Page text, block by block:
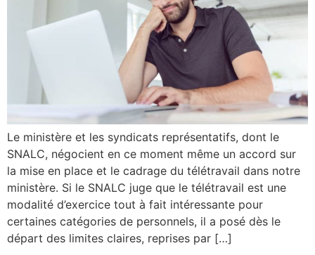
Le ministère et les syndicats représentatifs, dont le
SNALC, négocient en ce moment même un accord sur
la mise en place et le cadrage du télétravail dans notre
ministère. Si le SNALC juge que le télétravail est une
modalité d’exercice tout à fait intéressante pour
certaines catégories de personnels, il a posé dès le
départ des limites claires, reprises par […]